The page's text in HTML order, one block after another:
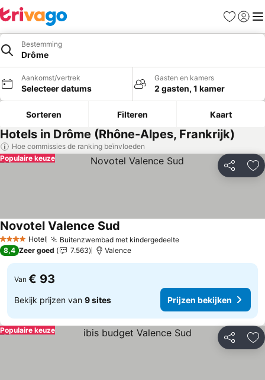
Favorieten
Bestemming
Drôme
Aankomst/vertrek
Selecteer datums
Gasten en kamers
2 gasten, 1 kamer
Sorteren Filteren Kaart
Hotels in Drôme (Rhône-Alpes, Frankrijk)
Hoe commissies de ranking beïnvloeden
Delen
Populaire keuze
4 SterrenHotel Buitenzwembad met kindergedeeltePrijzen bekijken
Novotel Valence Sud
8,4 Zeer goed 7.563 Valence
Van € 93
Bekijk prijzen van 9 sites Prijzen bekijken
Delen
Populaire keuze